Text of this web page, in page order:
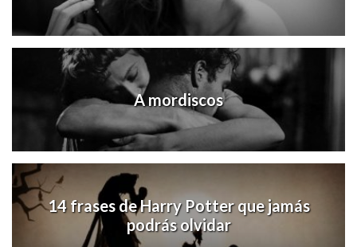
A mordiscos
14 frases de Harry Potter que jamás
podrás olvidar